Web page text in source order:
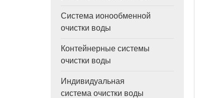
Система ионообменной
очистки воды
Контейнерные системы
очистки воды
Индивидуальная
система очистки воды